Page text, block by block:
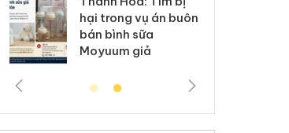
kinh doanh bán hàng
giả mạo nhãn hiệu
Adidas, Nike